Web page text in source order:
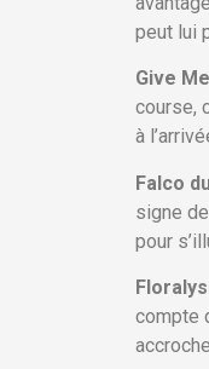
peut lui
Give
course,
à
Falco
signe
pour
compte